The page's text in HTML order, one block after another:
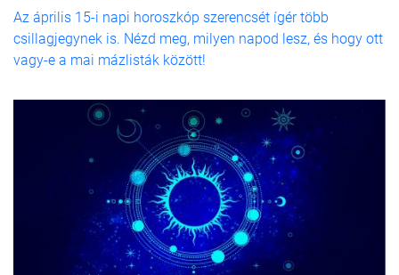
Az április 15-i napi horoszkóp szerencsét ígér több
csillagjegynek is. Nézd meg, milyen napod lesz, és hogy ott
vagy-e a mai mázlisták között!